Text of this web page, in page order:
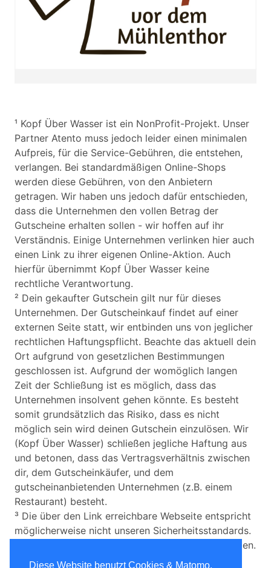
Diese Website benutzt Cookies & Matomo,
¹ Kopf Über Wasser ist ein NonProfit-Projekt. Unser
Partner Atento muss jedoch leider einen minimalen
Aufpreis, für die Service-Gebühren, die entstehen,
verlangen. Bei standardmäßigen Online-Shops
werden diese Gebühren, von den Anbietern
getragen. Wir haben uns jedoch dafür entschieden,
dass die Unternehmen den vollen Betrag der
Gutscheine erhalten sollen - wir hoffen auf ihr
Verständnis. Einige Unternehmen verlinken hier auch
einen Link zu ihrer eigenen Online-Aktion. Auch
hierfür übernimmt Kopf Über Wasser keine
rechtliche Verantwortung.
² Dein gekaufter Gutschein gilt nur für dieses
Unternehmen. Der Gutscheinkauf findet auf einer
externen Seite statt, wir entbinden uns von jeglicher
rechtlichen Haftungspflicht. Beachte das aktuell dein
Ort aufgrund von gesetzlichen Bestimmungen
geschlossen ist. Aufgrund der womöglich langen
Zeit der Schließung ist es möglich, dass das
Unternehmen insolvent gehen könnte. Es besteht
somit grundsätzlich das Risiko, dass es nicht
möglich sein wird deinen Gutschein einzulösen. Wir
(Kopf Über Wasser) schließen jegliche Haftung aus
und betonen, dass das Vertragsverhältnis zwischen
dir, dem Gutscheinkäufer, und dem
gutscheinanbietenden Unternehmen (z.B. einem
Restaurant) besteht.
³ Die über den Link erreichbare Webseite entspricht
möglicherweise nicht unseren Sicherheitsstandards.
Wir übernehmen keine Haftung für etwaige Schäden.